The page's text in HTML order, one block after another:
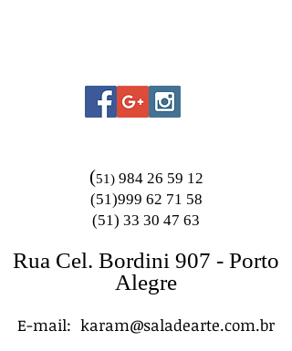
(51) 984 26 59 12
(51)999 62 71 58
(51) 33 30 47 63
Rua Cel. Bordini 907 - Porto
Alegre
E-mail: karam@saladearte.com.br